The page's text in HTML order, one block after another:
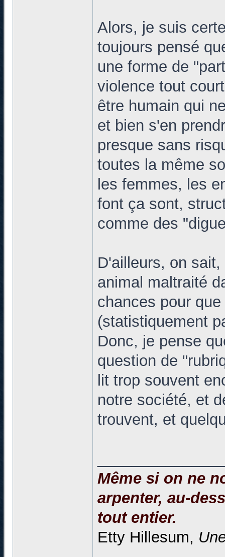
Alors, je suis
toujours pensé
une forme de
violence tout
être humain qui
et bien s'en
presque sans
toutes la même
les femmes, les
font ça sont,
comme des
D'ailleurs, on
animal maltraité
chances pour
(statistiquement
Donc, je pense
question de
lit trop souvent
notre société, et
trouvent, et
Même si on ne
arpenter, au-
tout entier.
Etty Hillesum,